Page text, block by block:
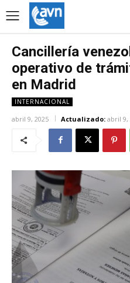
Cancillería
operativo de
en Madrid
INTERNACIONAL
abril 9, 2025 Actualizado: abril 9,